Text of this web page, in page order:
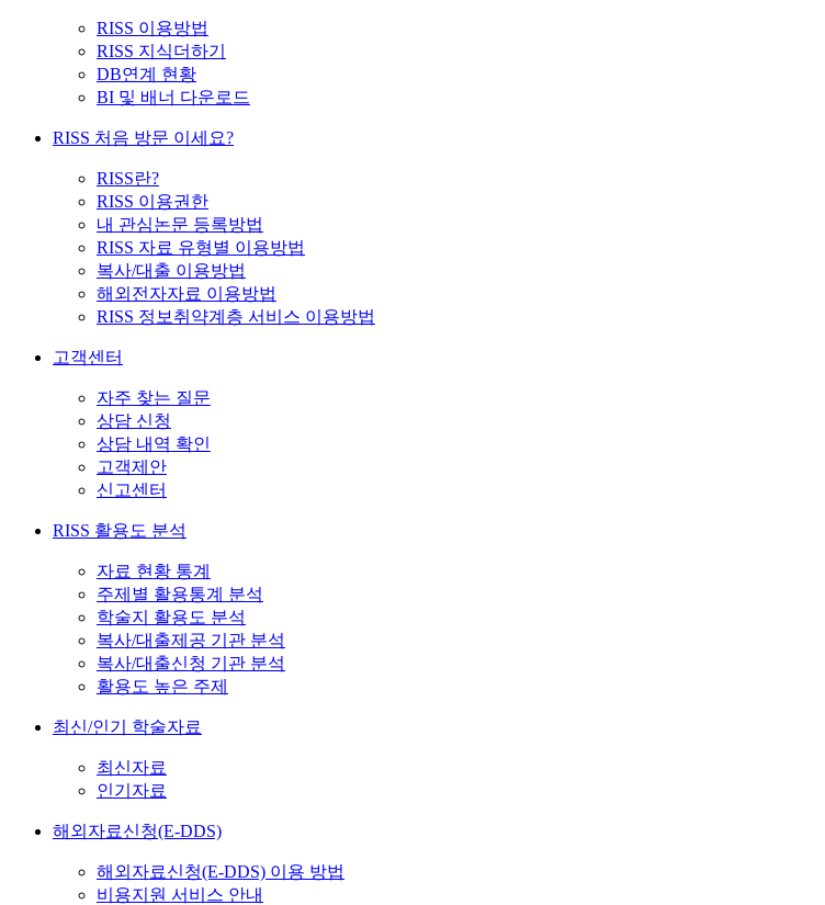
RISS 이용방법
RISS 지식더하기
DB연계 현황
BI 및 배너 다운로드
RISS 처음 방문 이세요?
RISS란?
RISS 이용권한
내 관심논문 등록방법
RISS 자료 유형별 이용방법
복사/대출 이용방법
해외전자자료 이용방법
RISS 정보취약계층 서비스 이용방법
고객센터
자주 찾는 질문
상담 신청
상담 내역 확인
고객제안
신고센터
RISS 활용도 분석
자료 현황 통계
주제별 활용통계 분석
학술지 활용도 분석
복사/대출제공 기관 분석
복사/대출신청 기관 분석
활용도 높은 주제
최신/인기 학술자료
최신자료
인기자료
해외자료신청(E-DDS)
해외자료신청(E-DDS) 이용 방법
비용지원 서비스 안내